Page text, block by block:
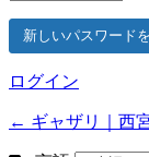
ログイン
← ギャザリ｜西